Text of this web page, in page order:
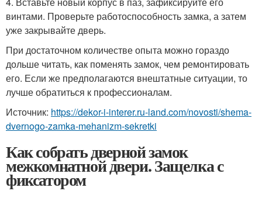
винтами. Проверьте работоспособность замка, а затем
уже закрывайте дверь.
При достаточном количестве опыта можно гораздо
дольше читать, как поменять замок, чем ремонтировать
его. Если же предполагаются внештатные ситуации, то
лучше обратиться к профессионалам.
Источник: https://dekor-i-interer.ru-land.com/novosti/shema-
dvernogo-zamka-mehanizm-sekretki
Как собрать дверной замок
межкомнатной двери. Защелка с
фиксатором